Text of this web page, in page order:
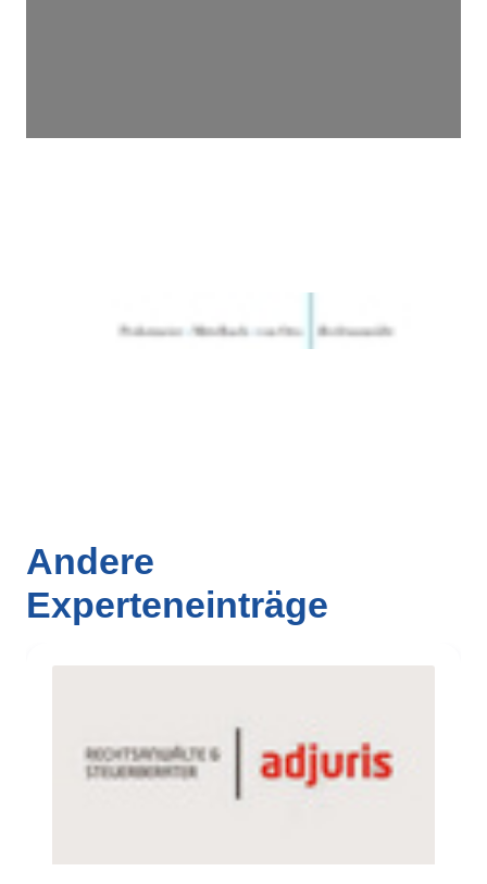
Andere
Experteneinträge